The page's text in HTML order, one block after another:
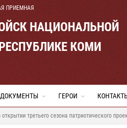
ПРИЕМНАЯ
НАЦИОНАЛЬНОЙ
КОМИ
ДОКУМЕНТЫ ГЕРОИ
третьего сезона патриотического